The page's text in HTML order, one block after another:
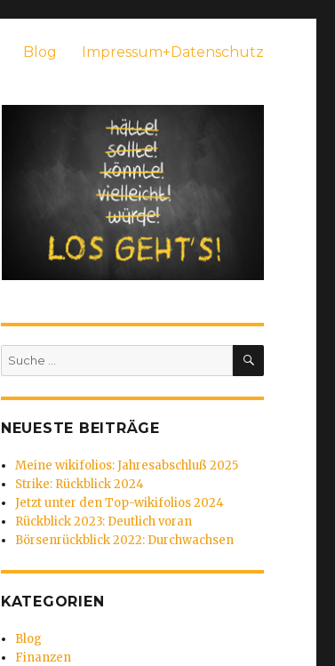
Blog Impressum+Datenschutz
Suche
nach:
SUCHEN
NEUESTE BEITRÄGE
Meine wikifolios: Jahresabschluß 2025
Strike: Rückblick 2024
Jetzt unter den Top-wikifolios 2024
Rückblick 2023: Deutlich voran
Börsenrückblick 2022: Durchwachsen
KATEGORIEN
Blog
Finanzen